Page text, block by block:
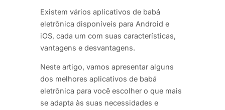
Existem vários aplicativos de babá
eletrônica disponíveis para Android e
iOS, cada um com suas características,
vantagens e desvantagens.
Neste artigo, vamos apresentar alguns
dos melhores aplicativos de babá
eletrônica para você escolher o que mais
se adapta às suas necessidades e